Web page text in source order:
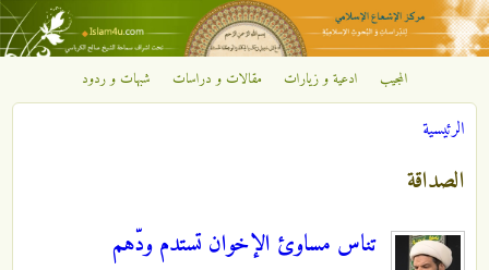
تجاوز إلى المحتوى الرئيسي
مركز
الإشعاع
الإسلامي
المجيب ادعية و زيارات مقالات و دراسات شبهات و ردود
أنت هنا
الرئيسية
الصداقة
تناس مساوئ الإخوان تستدم ودّهم